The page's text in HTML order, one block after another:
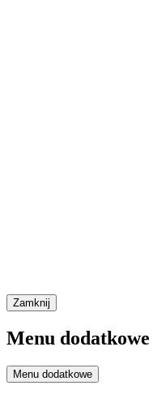
Zamknij
Menu dodatkowe
Menu dodatkowe